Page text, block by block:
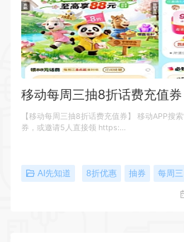
移动每周三抽8折话费充值券
【移动每周三抽8折话费充值券】 移动APP搜
券，或邀请5人直接领 https:…
AI先知道 8折优惠 抽券 每周三